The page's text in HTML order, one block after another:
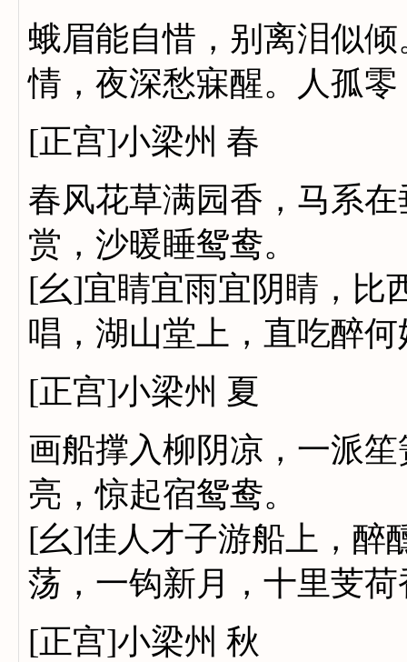
蛾眉能自惜，别离泪似
情，夜深愁寐醒。人孤
[正宫]小梁州 春
春风花草满园香，马系
赏，沙暖睡鸳鸯。
[幺]宜睛宜雨宜阴睛，比
唱，湖山堂上，直吃醉何
[正宫]小梁州 夏
画船撑入柳阴凉，一派
亮，惊起宿鸳鸯。
[幺]佳人才子游船上，醉
荡，一钩新月，十里芰荷
[正宫]小梁州 秋